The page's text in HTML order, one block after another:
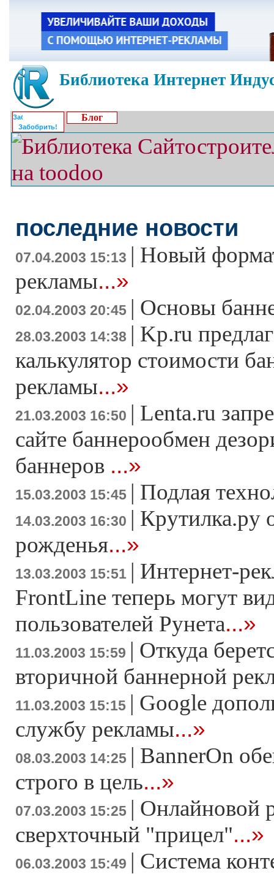
Библиотека Интернет
Забобрить!
Блог
последние новости
07.04.2003 15:13 | Новый
рекламы...»
02.04.2003 20:45 | Основы
28.03.2003 14:38 | Kp.ru
калькулятор стоимости
рекламы...»
21.03.2003 16:50 | Lenta.ru
сайте баннерообмен
баннеров ...»
15.03.2003 15:45 | Подлая
14.03.2003 16:30 | Крутилка.ру
рожденья...»
13.03.2003 15:51 | Интернет-
FrontLine теперь могут
пользователей Рунета...»
11.03.2003 15:59 | Откуда
вторичной баннерной
11.03.2003 15:15 | Google
службу рекламы...»
08.03.2003 14:25 | BannerOn
строго в цель...»
07.03.2003 15:25 | Онлайновой
сверхточный "прицел"...»
06.03.2003 15:49 | Система